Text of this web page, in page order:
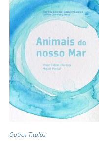
Outros Títulos